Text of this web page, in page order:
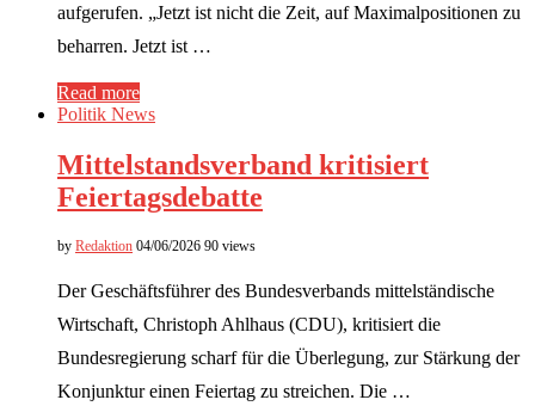
aufgerufen. „Jetzt ist nicht die Zeit, auf Maximalpositionen zu
beharren. Jetzt ist …
Read more
Politik News
Mittelstandsverband kritisiert
Feiertagsdebatte
by Redaktion 04/06/2026 90 views
Der Geschäftsführer des Bundesverbands mittelständische
Wirtschaft, Christoph Ahlhaus (CDU), kritisiert die
Bundesregierung scharf für die Überlegung, zur Stärkung der
Konjunktur einen Feiertag zu streichen. Die …